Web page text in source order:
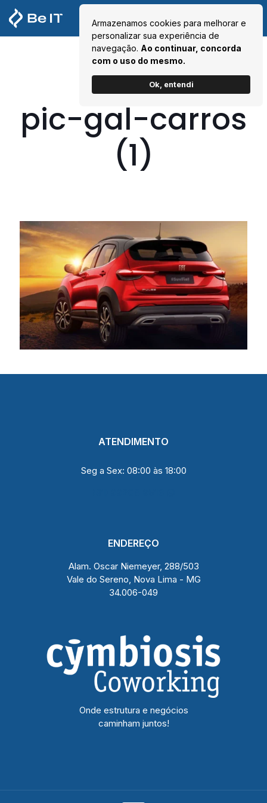
Armazenamos cookies para melhorar e
personalizar sua experiência de
navegação. Ao continuar, concorda
com o uso do mesmo.
Ok, entendi
pic-gal-carros
(1)
ATENDIMENTO
Seg a Sex: 08:00 às 18:00
ENDEREÇO
Alam. Oscar Niemeyer, 288/503
Vale do Sereno, Nova Lima - MG
34.006-049
Onde estrutura e negócios
caminham juntos!